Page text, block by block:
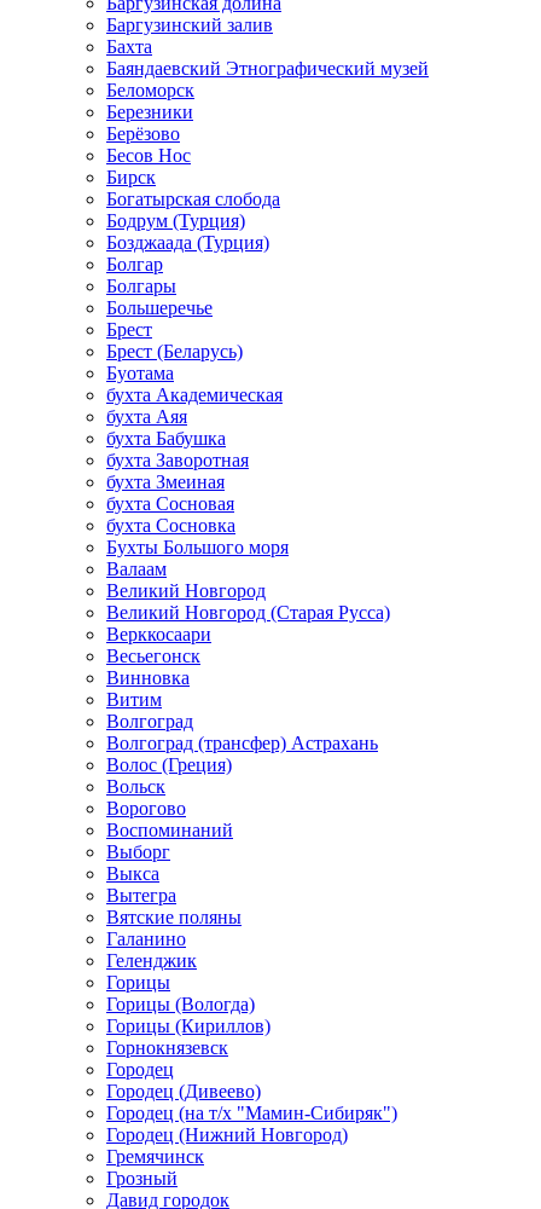
Баргузинский залив
Бахта
Баяндаевский Этнографический музей
Беломорск
Березники
Берёзово
Бесов Нос
Бирск
Богатырская слобода
Бодрум (Турция)
Бозджаада (Турция)
Болгар
Болгары
Большеречье
Брест
Брест (Беларусь)
Буотама
бухта Академическая
бухта Аяя
бухта Бабушка
бухта Заворотная
бухта Змеиная
бухта Сосновая
бухта Сосновка
Бухты Большого моря
Валаам
Великий Новгород
Великий Новгород (Старая Русса)
Верккосаари
Весьегонск
Винновка
Витим
Волгоград
Волгоград (трансфер) Астрахань
Волос (Греция)
Вольск
Ворогово
Воспоминаний
Выборг
Выкса
Вытегра
Вятские поляны
Галанино
Геленджик
Горицы
Горицы (Вологда)
Горицы (Кириллов)
Горнокнязевск
Городец
Городец (Дивеево)
Городец (на т/х "Мамин-Сибиряк")
Городец (Нижний Новгород)
Гремячинск
Грозный
Давид городок